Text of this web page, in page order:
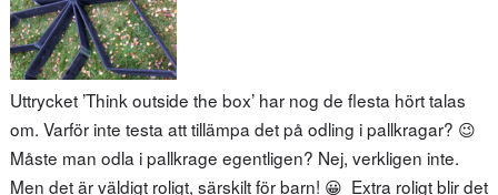
Uttrycket ’Think outside the box’ har nog de flesta hört talas
om. Varför inte testa att tillämpa det på odling i pallkragar? 😉
Måste man odla i pallkrage egentligen? Nej, verkligen inte.
Men det är väldigt roligt, särskilt för barn! 😀 Extra roligt blir det